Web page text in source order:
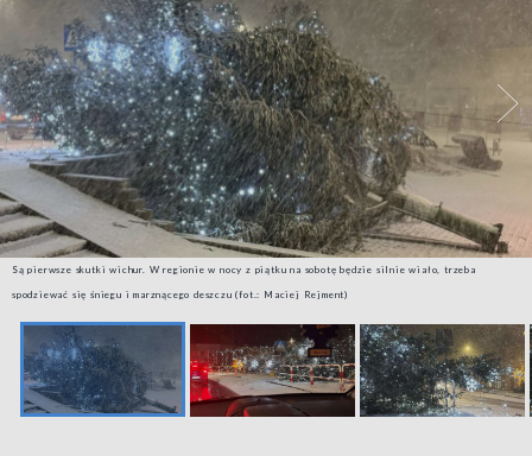
Są pierwsze skutki wichur. W regionie w nocy z piątku na sobotę będzie silnie wiało, trzeba
spodziewać się śniegu i marznącego deszczu (fot.: Maciej Rejment)